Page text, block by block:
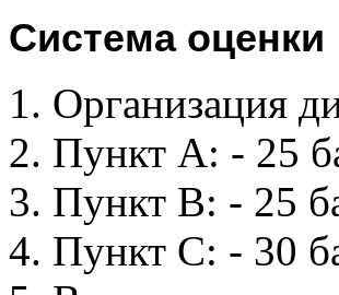
Система оценки
Организация
Пункт А: - 25
Пункт B: - 25
Пункт C: - 30